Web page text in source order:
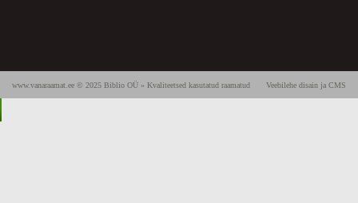
Veebilehe disain ja CMS
www.vanaraamat.ee © 2025 Biblio OÜ » Kvaliteetsed kasutatud raamatud